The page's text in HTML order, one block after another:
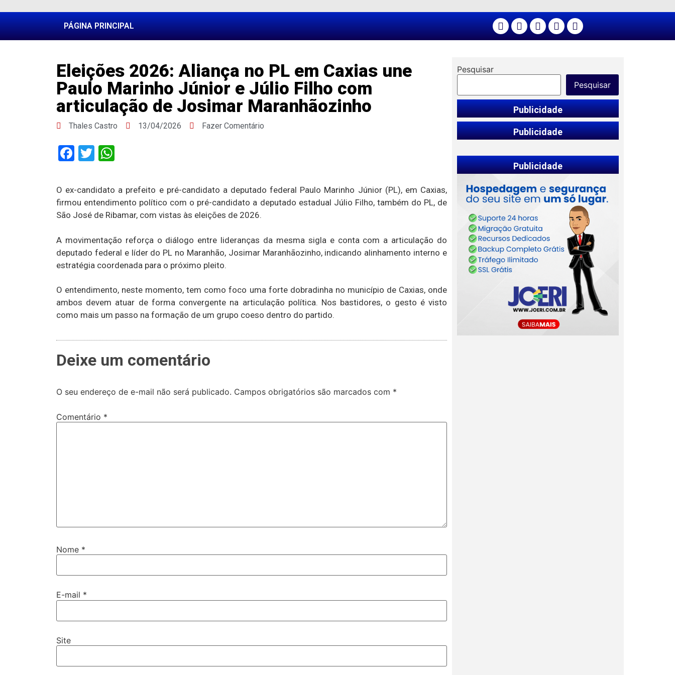
PÁGINA PRINCIPAL
Eleições 2026: Aliança no PL em Caxias une
Paulo Marinho Júnior e Júlio Filho com
articulação de Josimar Maranhãozinho
Thales Castro 13/04/2026 Fazer Comentário
Facebook
Twitter
O ex-candidato a prefeito e pré-candidato a deputado federal Paulo Marinho Júnior (PL), em Caxias,
firmou entendimento político com o pré-candidato a deputado estadual Júlio Filho, também do PL, de
São José de Ribamar, com vistas às eleições de 2026.
A movimentação reforça o diálogo entre lideranças da mesma sigla e conta com a articulação do
deputado federal e líder do PL no Maranhão, Josimar Maranhãozinho, indicando alinhamento interno e
estratégia coordenada para o próximo pleito.
O entendimento, neste momento, tem como foco uma forte dobradinha no município de Caxias, onde
ambos devem atuar de forma convergente na articulação política. Nos bastidores, o gesto é visto
como mais um passo na formação de um grupo coeso dentro do partido.
Deixe um comentário
O seu endereço de e-mail não será publicado. Campos obrigatórios são marcados com *
Comentário *
Nome *
E-mail *
Site
Pesquisar
Pesquisar
Publicidade
Publicidade
Publicidade